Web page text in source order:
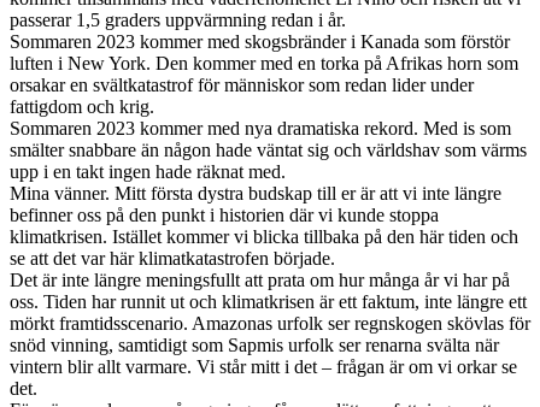
passerar 1,5 graders uppvärmning redan i år.
Sommaren 2023 kommer med skogsbränder i Kanada som förstör
luften i New York. Den kommer med en torka på Afrikas horn som
orsakar en svältkatastrof för människor som redan lider under
fattigdom och krig.
Sommaren 2023 kommer med nya dramatiska rekord. Med is som
smälter snabbare än någon hade väntat sig och världshav som värms
upp i en takt ingen hade räknat med.
Mina vänner. Mitt första dystra budskap till er är att vi inte längre
befinner oss på den punkt i historien där vi kunde stoppa
klimatkrisen. Istället kommer vi blicka tillbaka på den här tiden och
se att det var här klimatkatastrofen började.
Det är inte längre meningsfullt att prata om hur många år vi har på
oss. Tiden har runnit ut och klimatkrisen är ett faktum, inte längre ett
mörkt framtidsscenario. Amazonas urfolk ser regnskogen skövlas för
snöd vinning, samtidigt som Sapmis urfolk ser renarna svälta när
vintern blir allt varmare. Vi står mitt i det – frågan är om vi orkar se
det.